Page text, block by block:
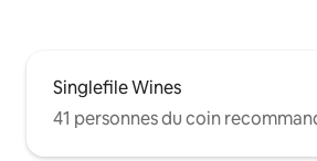
Singlefile Wines
41 personnes du coin